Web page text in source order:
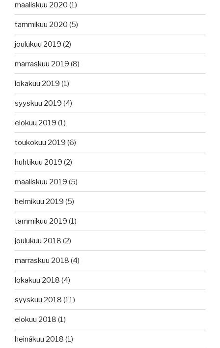
maaliskuu 2020 (1)
tammikuu 2020 (5)
joulukuu 2019 (2)
marraskuu 2019 (8)
lokakuu 2019 (1)
syyskuu 2019 (4)
elokuu 2019 (1)
toukokuu 2019 (6)
huhtikuu 2019 (2)
maaliskuu 2019 (5)
helmikuu 2019 (5)
tammikuu 2019 (1)
joulukuu 2018 (2)
marraskuu 2018 (4)
lokakuu 2018 (4)
syyskuu 2018 (11)
elokuu 2018 (1)
heinäkuu 2018 (1)